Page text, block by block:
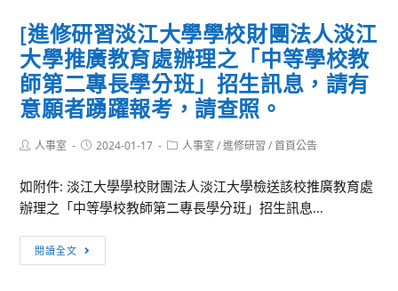
年
度
薦
任
公
務
員
晉
任
[進修研習淡江大學學校財團法人淡江
大學推廣教育處辦理之「中等學校教
師第二專長學分班」招生訊息，請有
意願者踴躍報考，請查照。
Post人事室
Post2024-01-17
Post人事室 / 進修研習 / 首頁公告
如附件: 淡江大學學校財團法人淡江大學檢送該校推廣教育處
辦理之「中等學校教師第二專長學分班」招生訊息...
閱讀全文
修